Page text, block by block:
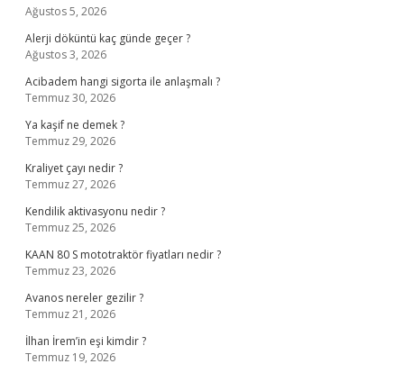
Ağustos 5, 2026
Alerji döküntü kaç günde geçer ?
Ağustos 3, 2026
Acibadem hangi sigorta ile anlaşmalı ?
Temmuz 30, 2026
Ya kaşif ne demek ?
Temmuz 29, 2026
Kraliyet çayı nedir ?
Temmuz 27, 2026
Kendilik aktivasyonu nedir ?
Temmuz 25, 2026
KAAN 80 S mototraktör fiyatları nedir ?
Temmuz 23, 2026
Avanos nereler gezilir ?
Temmuz 21, 2026
İlhan İrem’in eşi kimdir ?
Temmuz 19, 2026